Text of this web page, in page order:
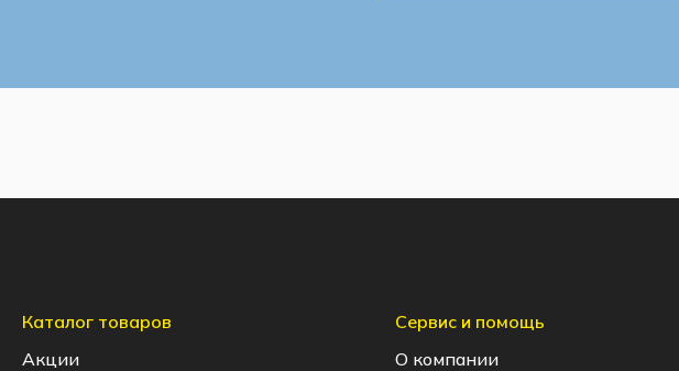
Каталог товаров
Акции
Сервис и помощь
О компании